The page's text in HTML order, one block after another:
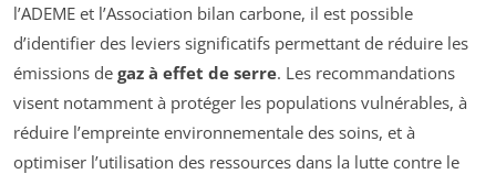
l’ADEME et l’Association bilan carbone, il est possible
d’identifier des leviers significatifs permettant de réduire les
émissions de gaz à effet de serre. Les recommandations
visent notamment à protéger les populations vulnérables, à
réduire l’empreinte environnementale des soins, et à
optimiser l’utilisation des ressources dans la lutte contre le